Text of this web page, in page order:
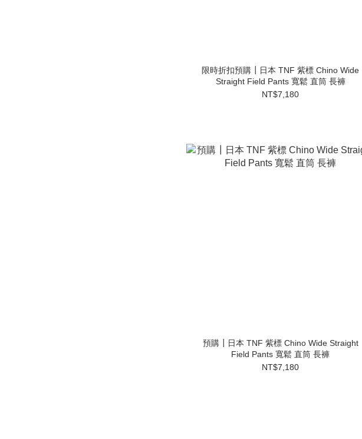
限時折扣預購┃日本 TNF 紫標 Chino Wide
Straight Field Pants 寬鬆 直筒 長褲
NT$7,180
預購┃日本 TNF 紫標 Chino Wide Straight
Field Pants 寬鬆 直筒 長褲
NT$7,180